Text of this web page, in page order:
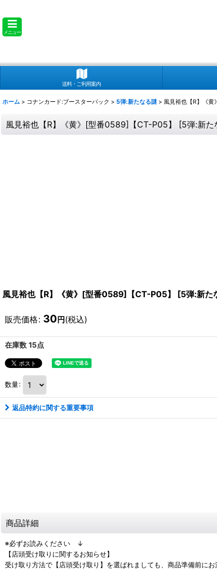
メニュー
送料・ご利用案内
ホーム > コナンカード:ブースターパック > 5弾:新たなる謎 > 風見裕也【R】《
風見裕也【R】《黄》[型番0589]【CT-P05】 [5弾:新た
風見裕也【R】《黄》[型番0589]【CT-P05】 [5弾:新た
販売価格: 30円(税込)
在庫数 15点
数量:
返品特約に関する重要事項
商品詳細
※必ずお読みください ↓
【店頭受け取りに関するお知らせ】
受け取り方法で【店頭受け取り】を選ばれましても、商品準備前に